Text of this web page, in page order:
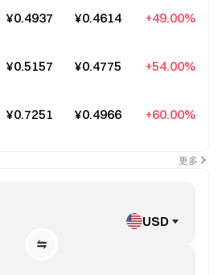
¥0.4937 ¥0.4614 +49.00%
¥0.5157 ¥0.4775 +54.00%
¥0.7251 ¥0.4966 +60.00%
更多
USD